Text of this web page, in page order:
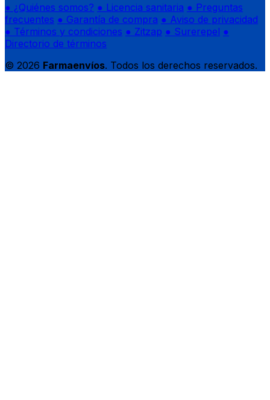
● ¿Quiénes somos? ● Licencia sanitaria ● Preguntas
frecuentes ● Garantía de compra ● Aviso de privacidad
● Términos y condiciones ● Zitzap ● Surerepel ●
Directorio de términos
© 2026 Farmaenvíos. Todos los derechos reservados.